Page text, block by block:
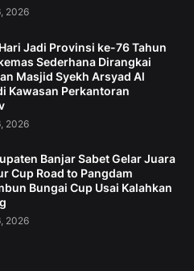
2026
Jadi Provinsi ke-76 Tahun
Sederhana Dirangkai
Masjid Syekh Arsyad Al
Kawasan Perkantoran
2026
Banjar Sabet Gelar Juara
Cup Road to Pangdam
Bungai Cup Usai Kalahkan
2026